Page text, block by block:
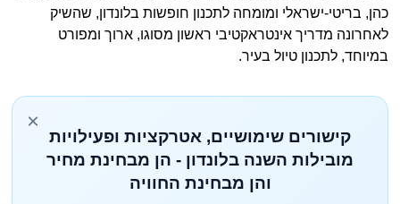
כהן, בריטי-ישראלי ומומחה לתכנון חופשות בלונדון, שהשיק
לאחרונה מדריך אינטראקטיבי ראשון מסוגו, ארוך ומפורט
במיוחד, לתכנון טיול בעיר.
×
קישורים שימושיים, אטרקציות ופעילויות
מובילות השנה בלונדון - הן מבחינת מחיר
והן מבחינת החוויה